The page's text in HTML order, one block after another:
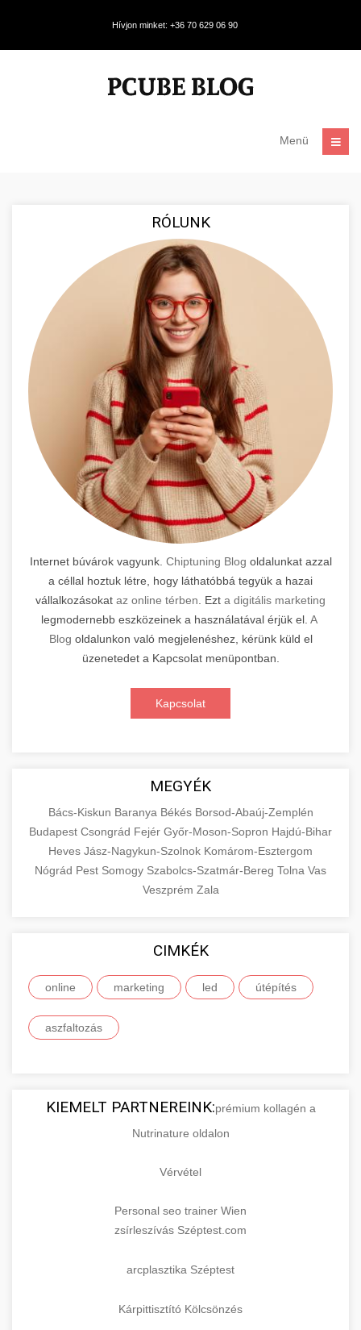
Hívjon minket: +36 70 629 06 90
Menü
RÓLUNK
Internet búvárok vagyunk. Chiptuning Blog oldalunkat azzal
a céllal hoztuk létre, hogy láthatóbbá tegyük a hazai
vállalkozásokat az online térben . Ezt a digitális marketing
legmodernebb eszközeinek a használatával érjük el. A
Blog oldalunkon való megjelenéshez, kérünk küld el
üzenetedet a Kapcsolat menüpontban.
Kapcsolat
MEGYÉK
Bács-Kiskun Baranya Békés Borsod-Abaúj-Zemplén
Budapest Csongrád Fejér Győr-Moson-Sopron Hajdú-Bihar
Heves Jász-Nagykun-Szolnok Komárom-Esztergom
Nógrád Pest Somogy Szabolcs-Szatmár-Bereg Tolna Vas
Veszprém Zala
CIMKÉK
online marketing led útépítés
aszfaltozás
KIEMELT PARTNEREINK:prémium kollagén a
Nutrinature oldalon
Vérvétel
Personal seo trainer Wien
zsírleszívás Széptest.com
arcplasztika Széptest
Kárpittisztító Kölcsönzés